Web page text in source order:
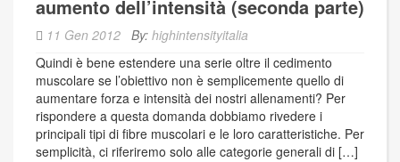
aumento dell’intensità (seconda parte)
11 Gen 2012 By: highintensityitalia
Quindi è bene estendere una serie oltre il cedimento
muscolare se l’obiettivo non è semplicemente quello di
aumentare forza e intensità dei nostri allenamenti? Per
rispondere a questa domanda dobbiamo rivedere i
principali tipi di fibre muscolari e le loro caratteristiche. Per
semplicità, ci riferiremo solo alle categorie generali di […]